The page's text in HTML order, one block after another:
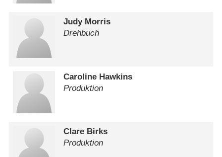
Judy Morris
Drehbuch
Caroline Hawkins
Produktion
Clare Birks
Produktion